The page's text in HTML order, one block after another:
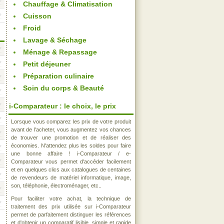
Chauffage & Climatisation
Cuisson
Froid
Lavage & Séchage
Ménage & Repassage
Petit déjeuner
Préparation culinaire
Soin du corps & Beauté
i-Comparateur : le choix, le prix
Lorsque vous comparez les prix de votre produit
avant de l'acheter, vous augmentez vos chances
de trouver une promotion et de réaliser des
économies. N'attendez plus les soldes pour faire
une bonne affaire ! i-Comparateur / e-
Comparateur vous permet d'accéder facilement
et en quelques clics aux catalogues de centaines
de revendeurs de matériel informatique, image,
son, téléphonie, électroménager, etc..
Pour faciliter votre achat, la technique de
traitement des prix utilisée sur i-Comparateur
permet de parfaitement distinguer les références
et d'obtenir un comparatif lisible, simple et rapide